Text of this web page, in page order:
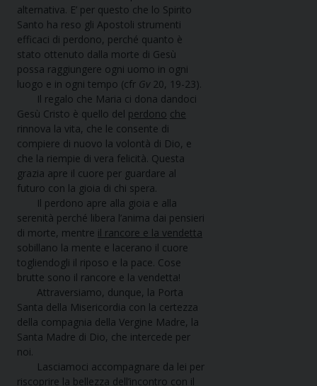
alternativa. E’ per questo che lo Spirito
Santo ha reso gli Apostoli strumenti
efficaci di perdono, perché quanto è
stato ottenuto dalla morte di Gesù
possa raggiungere ogni uomo in ogni
luogo e in ogni tempo (cfr Gv20, 19-23).
Il regalo che Maria ci dona dandoci
Gesù Cristo è quello del perdono che
rinnova la vita, che le consente di
compiere di nuovo la volontà di Dio, e
che la riempie di vera felicità. Questa
grazia apre il cuore per guardare al
futuro con la gioia di chi spera.
Il perdono apre alla gioia e alla
serenità perché libera l’anima dai pensieri
di morte, mentre il rancore e la vendetta
sobillano la mente e lacerano il cuore
togliendogli il riposo e la pace. Cose
brutte sono il rancore e la vendetta!
Attraversiamo, dunque, la Porta
Santa della Misericordia con la certezza
della compagnia della Vergine Madre, la
Santa Madre di Dio, che intercede per
noi.
Lasciamoci accompagnare da lei per
riscoprire la bellezza dell’incontro con il